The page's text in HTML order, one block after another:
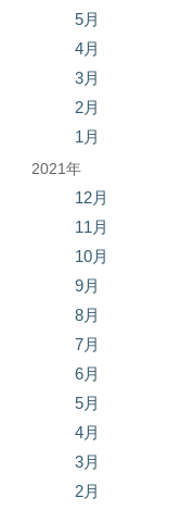
5月
4月
3月
2月
1月
2021年
12月
11月
10月
9月
8月
7月
6月
5月
4月
3月
2月